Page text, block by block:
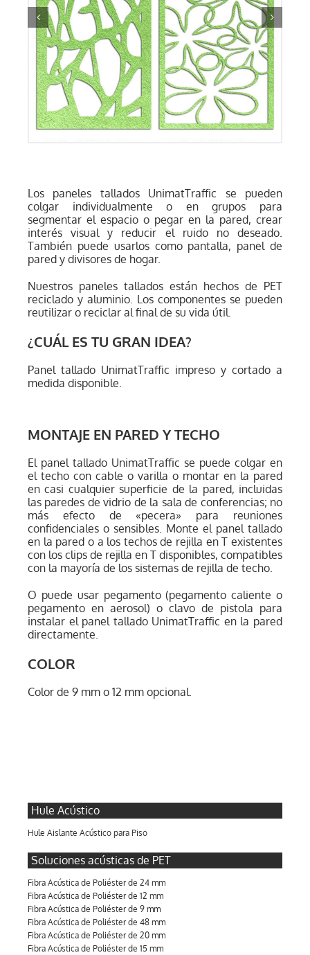
Los paneles tallados UnimatTraffic se pueden
colgar individualmente o en grupos para
segmentar el espacio o pegar en la pared, crear
interés visual y reducir el ruido no deseado.
También puede usarlos como pantalla, panel de
pared y divisores de hogar.
Nuestros paneles tallados están hechos de PET
reciclado y aluminio. Los componentes se pueden
reutilizar o reciclar al final de su vida útil.
¿CUÁL ES TU GRAN IDEA?
Panel tallado UnimatTraffic impreso y cortado a
medida disponible.
MONTAJE EN PARED Y TECHO
El panel tallado UnimatTraffic se puede colgar en
el techo con cable o varilla o montar en la pared
en casi cualquier superficie de la pared, incluidas
las paredes de vidrio de la sala de conferencias; no
más efecto de «pecera» para reuniones
confidenciales o sensibles. Monte el panel tallado
en la pared o a los techos de rejilla en T existentes
con los clips de rejilla en T disponibles, compatibles
con la mayoría de los sistemas de rejilla de techo.
O puede usar pegamento (pegamento caliente o
pegamento en aerosol) o clavo de pistola para
instalar el panel tallado UnimatTraffic en la pared
directamente.
COLOR
Color de 9 mm o 12 mm opcional.
Hule Acústico
Hule Aislante Acústico para Piso
Soluciones acústicas de PET
Fibra Acústica de Poliéster de 24 mm
Fibra Acústica de Poliéster de 12 mm
Fibra Acústica de Poliéster de 9 mm
Fibra Acústica de Poliéster de 48 mm
Fibra Acústica de Poliéster de 20 mm
Fibra Acústica de Poliéster de 15 mm